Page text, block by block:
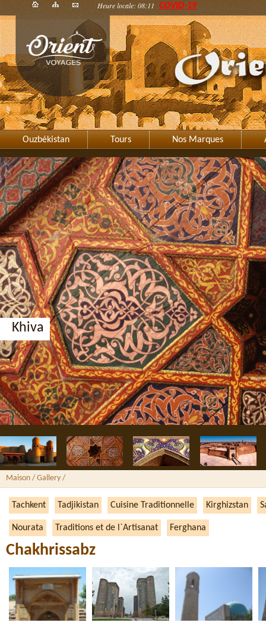
Heure locale: 08:11 COVID-19
Ouzbékistan Tours Nos Marques
Khiva
Maison / Gallery /
Tachkent Tadjikistan Cuisine Traditionnelle Kirghizstan
Nourata Traditions et de l`Artisanat Ferghana
Chakhrissabz